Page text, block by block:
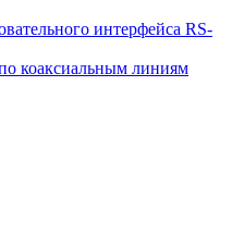
интерфейса RS-
коаксиальным линиям